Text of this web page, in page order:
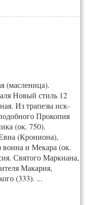
(мас­ле­ница).
Новый стиль 12
Из тра­пезы иск­
Прокопия
(ок. 750).
(Крониона),
воина и Мекара (ок.
Святого Маркиана,
Макария,
(333). ...